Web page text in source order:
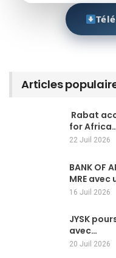
Articles
Rabat
for
22 Juil 2026
BANK OF
MRE avec
16 Juil 2026
JYSK
avec…
20 Juil 2026